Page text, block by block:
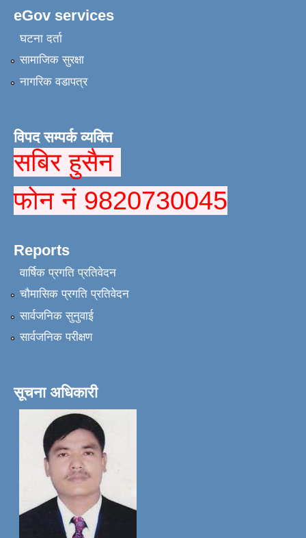
eGov services
घटना दर्ता
सामाजिक सुरक्षा
नागरिक वडापत्र
विपद सम्पर्क व्यक्ति
सबिर हुसैन
फोन नं 9820730045
Reports
वार्षिक प्रगति प्रतिवेदन
चौमासिक प्रगति प्रतिवेदन
सार्वजनिक सुनुवाई
सार्वजनिक परीक्षण
सूचना अधिकारी